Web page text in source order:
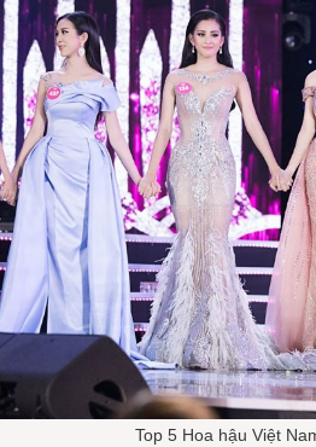
Top 5 Hoa hậu Việt